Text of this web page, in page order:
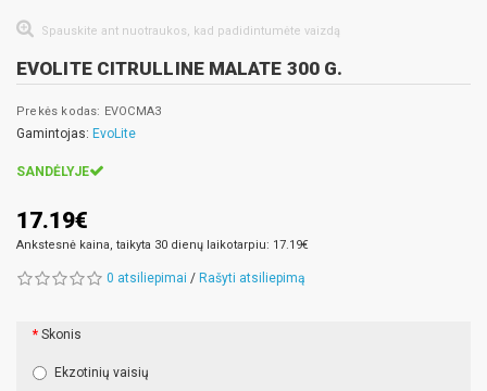
Spauskite ant nuotraukos, kad padidintumėte vaizdą
EVOLITE CITRULLINE MALATE 300 G.
Prekės kodas: EVOCMA3
Gamintojas: EvoLite
SANDĖLYJE
17.19€
Ankstesnė kaina, taikyta 30 dienų laikotarpiu: 17.19€
0 atsiliepimai / Rašyti atsiliepimą
Skonis
Ekzotinių vaisių